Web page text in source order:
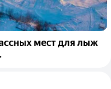
мест для лыж